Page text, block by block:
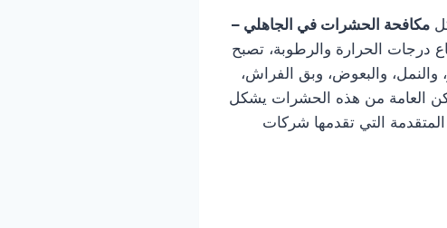
مكافحة الحشرات في الجاهلي –
درجات الحرارة والرطوبة، تصبح
والنمل، والبعوض، وبق الفراش،
العامة من هذه الحشرات يشكل
التي تقدمها شركات